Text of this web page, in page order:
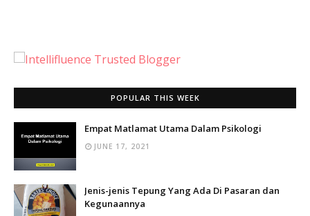
POPULAR THIS WEEK
Empat Matlamat Utama Dalam Psikologi
JUNE 17, 2021
Jenis-jenis Tepung Yang Ada Di Pasaran dan
Kegunaannya